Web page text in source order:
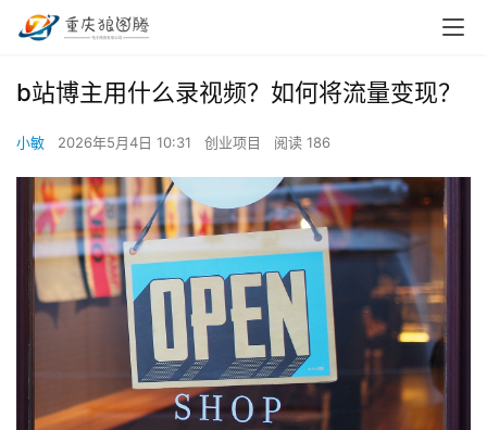
b站博主用什么录视频？如何将流量变现？
小敏 2026年5月4日 10:31 创业项目 阅读 186